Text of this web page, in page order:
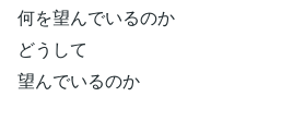
何を望んでいるのか
どうして
望んでいるのか